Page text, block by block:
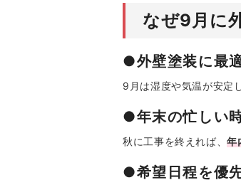
なぜ9月に
●外壁塗装に最
9月は湿度や気温が安定
●年末の忙しい
秋に工事を終えれば、年
●希望日程を優